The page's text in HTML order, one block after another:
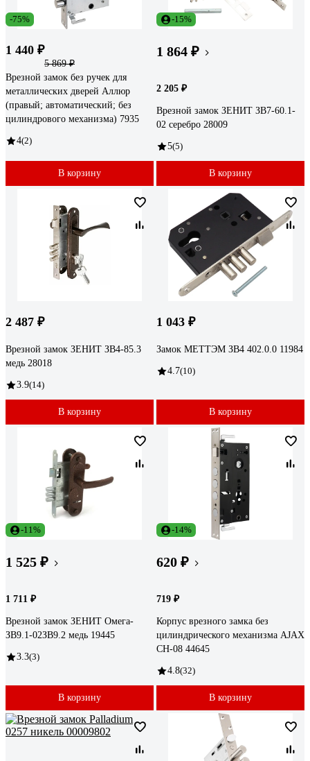
-75%
1 440 ₽
5 869 ₽
Врезной замок без ручек для
металлических дверей Аллюр
(правый; автоматический; без
цилиндрового механизма) 7935
4(2)
В корзину
-15%
1 864 ₽
2 205 ₽
Врезной замок ЗЕНИТ ЗВ7-60.1-
02 серебро 28009
5(5)
В корзину
2 487 ₽
Врезной замок ЗЕНИТ ЗВ4-85.3
медь 28018
3.9(14)
В корзину
1 043 ₽
Замок МЕТТЭМ ЗВ4 402.0.0 11984
4.7(10)
В корзину
-11%
1 525 ₽
1 711 ₽
Врезной замок ЗЕНИТ Омега-
ЗВ9.1-02ЗВ9.2 медь 19445
3.3(3)
В корзину
-14%
620 ₽
719 ₽
Корпус врезного замка без
цилиндрического механизма AJAX
CH-08 44645
4.8(32)
В корзину